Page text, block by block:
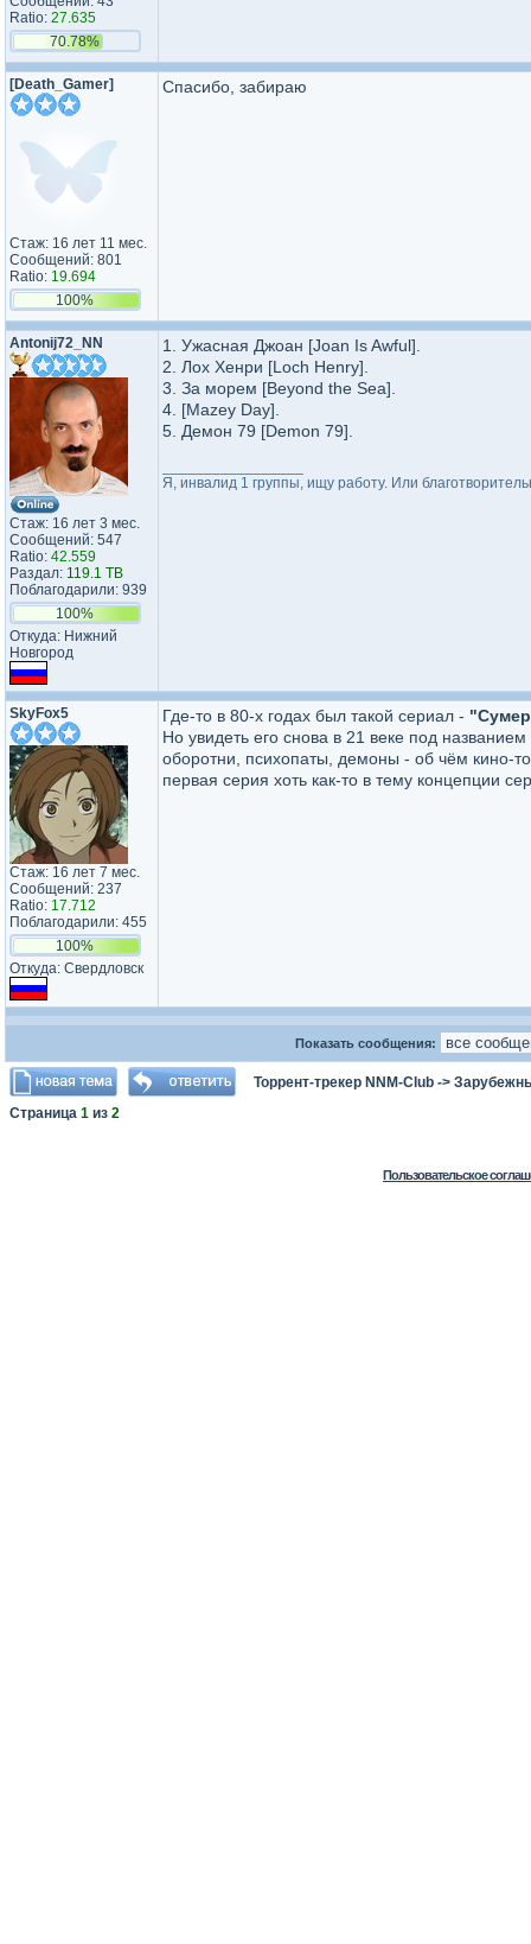
Ratio: 27.635
70.78%
[Death_Gamer]
Стаж: 16 лет 11 мес.
Сообщений: 801
Ratio: 19.694
100%
Спасибо, забираю
Antonij72_NN
Стаж: 16 лет 3 мес.
Сообщений: 547
Ratio: 42.559
Раздал: 119.1 TB
Поблагодарили: 939
100%
Откуда: Нижний
Новгород
1. Ужасная Джоан [Joan Is Awful].
2. Лох Хенри [Loch Henry].
3. За морем [Beyond the Sea].
4. [Mazey Day].
5. Демон 79 [Demon 79].
Я, инвалид 1 группы, ищу работу. Или
SkyFox5
Стаж: 16 лет 7 мес.
Сообщений: 237
Ratio: 17.712
Поблагодарили: 455
100%
Откуда: Свердловск
Где-то в 80-х годах был такой сериал -
Но увидеть его снова в 21 веке под
оборотни, психопаты, демоны - об чём кино-
первая серия хоть как-то в тему концепции
Показать сообщения:
Торрент-трекер NNM-Club ->
Страница 1 из 2
Пользовательское